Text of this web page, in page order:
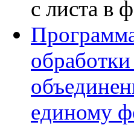
с листа в
единому